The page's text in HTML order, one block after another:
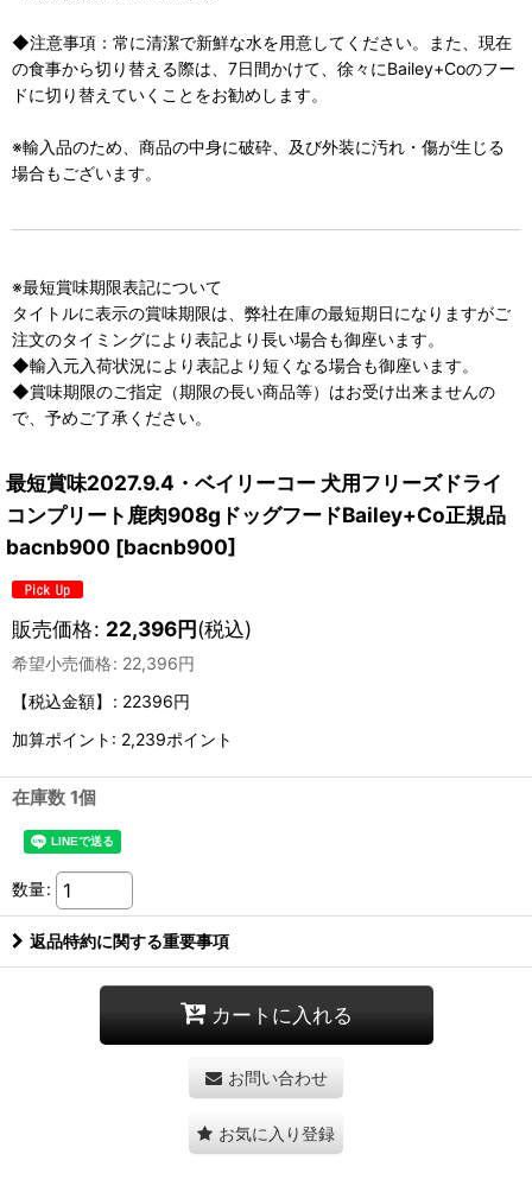
◆注意事項：常に清潔で新鮮な水を用意してください。また、現在
の食事から切り替える際は、7日間かけて、徐々にBailey+Coのフー
ドに切り替えていくことをお勧めします。
※輸入品のため、商品の中身に破砕、及び外装に汚れ・傷が生じる
場合もございます。
※最短賞味期限表記について
タイトルに表示の賞味期限は、弊社在庫の最短期日になりますがご
注文のタイミングにより表記より長い場合も御座います。
◆輸入元入荷状況により表記より短くなる場合も御座います。
◆賞味期限のご指定（期限の長い商品等）はお受け出来ませんの
で、予めご了承ください。
最短賞味2027.9.4・ベイリーコー 犬用フリーズドライ
コンプリート鹿肉908gドッグフードBailey+Co正規品
bacnb900 [bacnb900]
販売価格: 22,396円(税込)
希望小売価格: 22,396円
【税込金額】
: 22396円
加算ポイント: 2,239ポイント
在庫数 1個
数量:
返品特約に関する重要事項
カートに入れる
お問い合わせ
お気に入り登録